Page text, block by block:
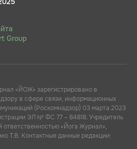
Group
«ЙОЖ» зарегистрировано в
в сфере связи, информационных
(Роскомнадзор) 03 марта 2023
ЭЛ № ФС 77 – 84818. Учредитель
«Йога Журнал»,
Т.В. Контактные данные редакции: